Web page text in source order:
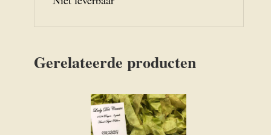
Gerelateerde producten